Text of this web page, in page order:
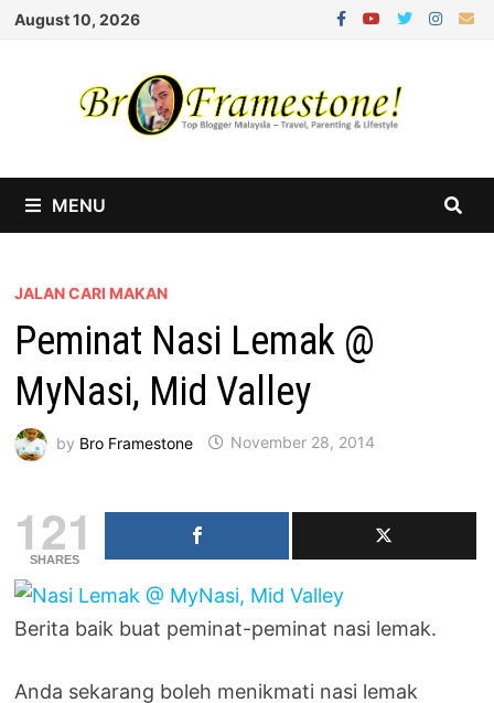
Skip
August 10, 2026
MENU
JALAN CARI MAKAN
Peminat Nasi Lemak @
MyNasi, Mid Valley
by Bro Framestone November 28, 2014
121
SHARES
Berita baik buat peminat-peminat nasi lemak.
Anda sekarang boleh menikmati nasi lemak